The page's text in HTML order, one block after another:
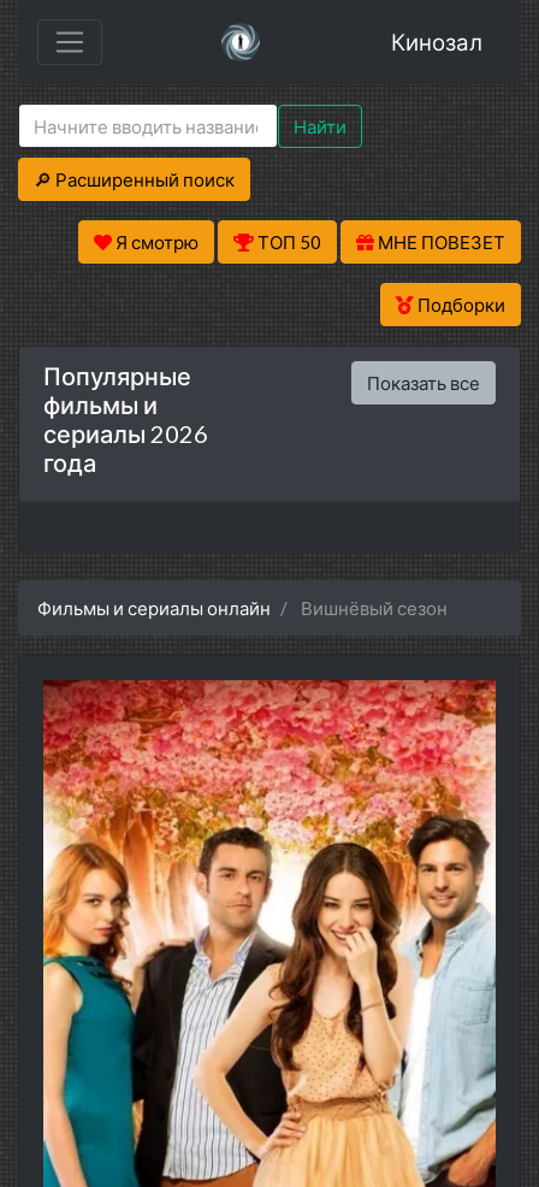
Кинозал
Найти
🔎 Расширенный поиск
Я смотрю ТОП 50 МНЕ ПОВЕЗЕТ
Подборки
Популярные
фильмы и
сериалы 2026
года
Показать все
Фильмы и сериалы онлайн Вишнёвый сезон